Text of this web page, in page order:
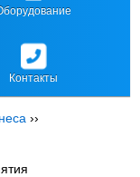
Контакты
››